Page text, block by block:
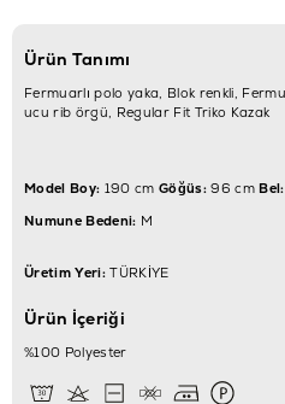
Ürün Tanımı
Fermuarlı polo yaka, Blok renkli,
ucu rib örgü, Regular Fit Triko Kazak
Model Boy: 190 cm Göğüs:96 cmBel:
Numune Bedeni: M
Üretim Yeri:TÜRKİYE
Ürün İçeriği
%100 Polyester